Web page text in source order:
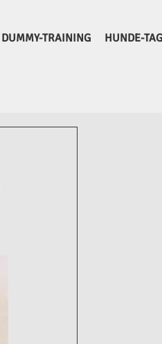
DUMMY-TRAINING HUNDE-